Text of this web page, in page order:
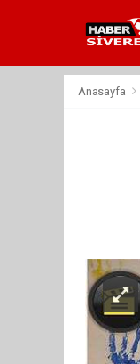
Anasayfa